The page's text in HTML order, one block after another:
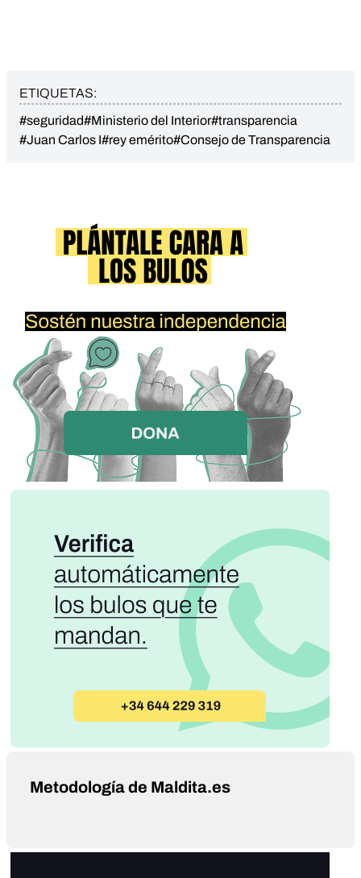
ETIQUETAS:
#seguridad#Ministerio del Interior#transparencia
#Juan Carlos I#rey emérito#Consejo de Transparencia
Metodología de Maldita.es